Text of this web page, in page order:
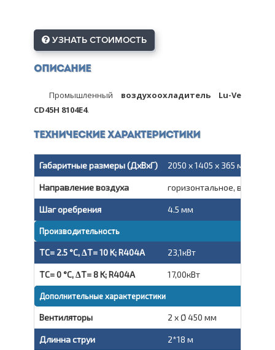
УЗНАТЬ СТОИМОСТЬ
Описание
Промышленный воздухоохладитель Lu-Ve
CD45H 8104E4.
Технические характеристики
Габаритные размеры (ДxВxГ) 2050 x 1405 x 365 мм
Направление воздуха горизонтальное,
Шаг оребрения 4.5 мм
Производительность
TC= 2.5 °C, ΔT= 10 K; R404A 23,1кВт
TC= 0 °C, ΔT= 8 K; R404A 17,00кВт
Дополнительные характеристики
Вентиляторы 2 x Ø 450 мм
Длинна струи 2*18 м